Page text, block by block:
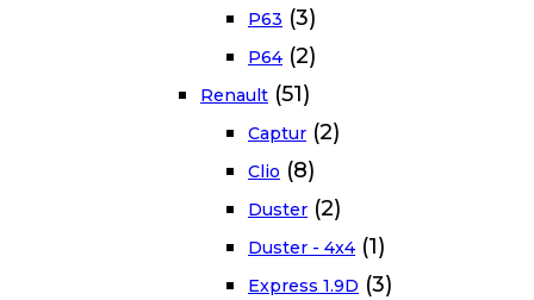
P63 (3)
P64 (2)
Renault (51)
Captur (2)
Clio (8)
Duster (2)
Duster - 4x4 (1)
Express 1.9D (3)